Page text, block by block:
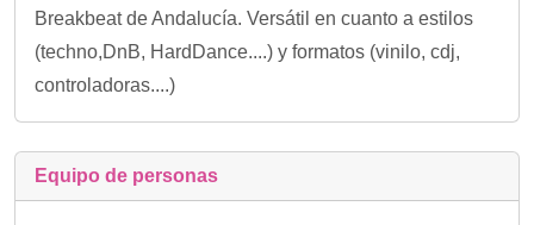
Breakbeat de Andalucía. Versátil en cuanto a estilos
(techno,DnB, HardDance....) y formatos (vinilo, cdj,
controladoras....)
Equipo de personas